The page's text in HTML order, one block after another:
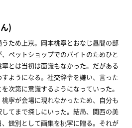
)
ため上京。岡本桃寧とおなじ昼間の部
ペットショップでのバイトのためひと
とは当初は面識もなかった。だがある
ようになる。社交辞令を嫌い、言った
次第に意識するようになっていった。
寧が会場に現れなかったため、自分も
てまで探しにいった。結局、関西の美
餞別として画集を桃寧に贈る。それが